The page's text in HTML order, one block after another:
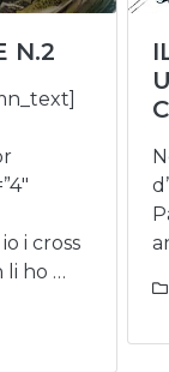
N.2
i cross
li ho …